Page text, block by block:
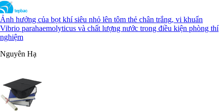
Ảnh hưởng của bọt khí siêu nhỏ lên tôm thẻ chân trắng, vi khuẩn
Vibrio parahaemolyticus và chất lượng nước trong điều kiện phòng thí
nghiệm
Nguyên Hạ